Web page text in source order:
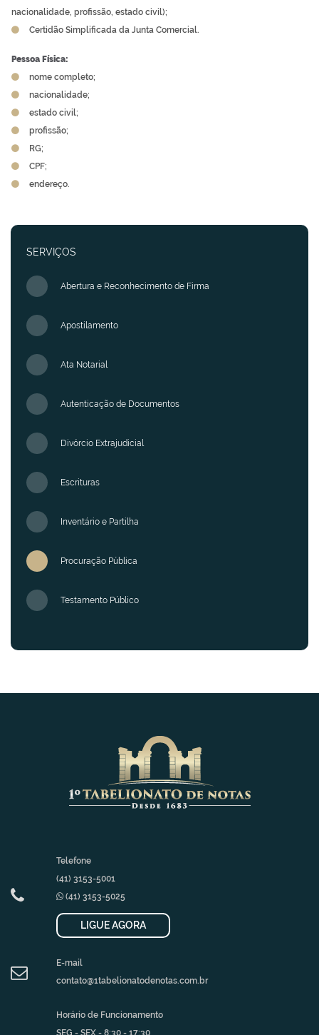
nacionalidade, profissão, estado civil);
Certidão Simplificada da Junta Comercial.
Pessoa Física:
nome completo;
nacionalidade;
estado civil;
profissão;
RG;
CPF;
endereço.
SERVIÇOS
Abertura e Reconhecimento de Firma
Apostilamento
Ata Notarial
Autenticação de Documentos
Divórcio Extrajudicial
Escrituras
Inventário e Partilha
Procuração Pública
Testamento Público
Telefone
(41) 3153-5001
(41) 3153-5025
LIGUE AGORA
E-mail
contato@1tabelionatodenotas.com.br
Horário de Funcionamento
SEG - SEX - 8:30 - 17:30